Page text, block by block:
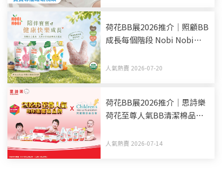
荷花BB展2026推介｜照顧BB
成長每個階段 Nobi Nobi
之選
人氣熱賣 2026-07-20
荷花BB展2026推介｜思詩樂
荷花至尊人氣BB清潔棉品牌
樂
人氣熱賣 2026-07-14